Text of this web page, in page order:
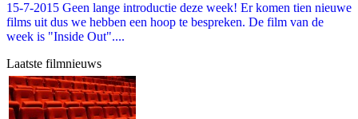
15-7-2015 Geen lange introductie deze week! Er komen tien nieuwe
films uit dus we hebben een hoop te bespreken. De film van de
week is "Inside Out"....
Laatste filmnieuws